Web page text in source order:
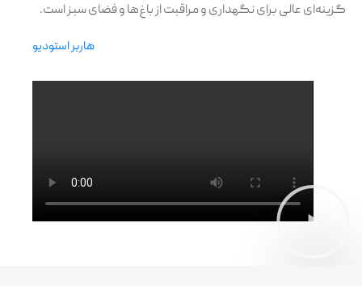
گزینه‌ای عالی برای نگهداری و مراقبت از باغ‌ها و فضای سبز است.
هاربر استودیو